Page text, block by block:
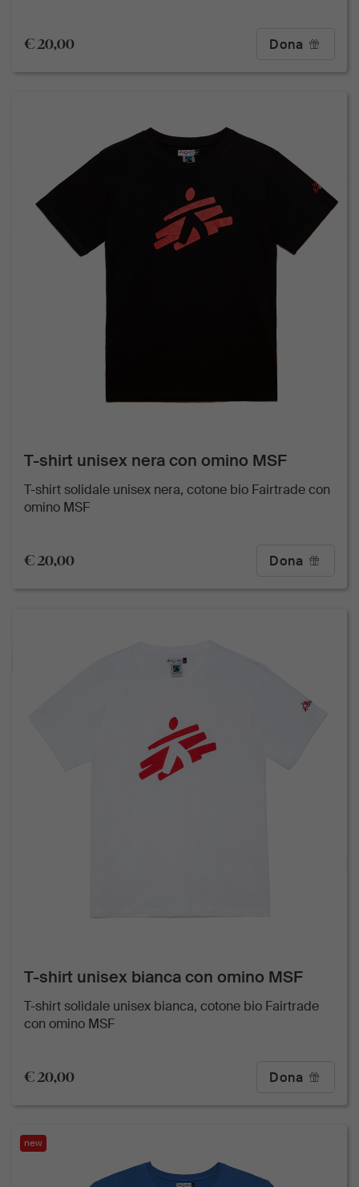
€ 20,00 Dona
T-shirt unisex nera con omino MSF
T-shirt solidale unisex nera, cotone bio Fairtrade con
omino MSF
€ 20,00 Dona
T-shirt unisex bianca con omino MSF
T-shirt solidale unisex bianca, cotone bio Fairtrade
con omino MSF
€ 20,00 Dona
new